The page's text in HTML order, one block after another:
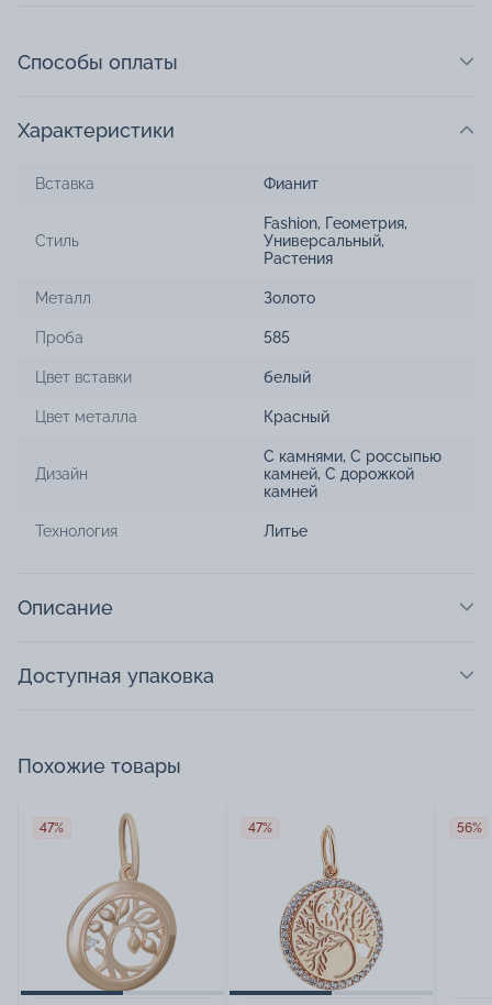
Способы оплаты
Характеристики
Вставка Фианит
Стиль
Fashion, Геометрия,
Универсальный,
Растения
Металл Золото
Проба 585
Цвет вставки белый
Цвет металла Красный
Дизайн
С камнями, С россыпью
камней, С дорожкой
камней
Технология Литье
Описание
Доступная упаковка
Похожие товары
47% 47% 56%